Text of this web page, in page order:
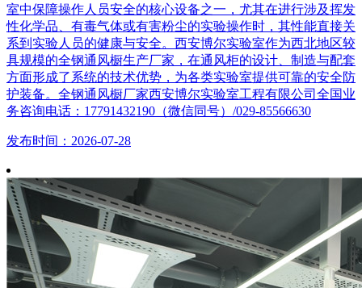
室中保障操作人员安全的核心设备之一，尤其在进行涉及挥发
性化学品、有毒气体或有害粉尘的实验操作时，其性能直接关
系到实验人员的健康与安全。西安博尔实验室作为西北地区较
具规模的全钢通风橱生产厂家，在通风柜的设计、制造与配套
方面形成了系统的技术优势，为各类实验室提供可靠的安全防
护装备。全钢通风橱厂家西安博尔实验室工程有限公司全国业
务咨询电话：17791432190（微信同号）/029-85566630
发布时间：2026-07-28